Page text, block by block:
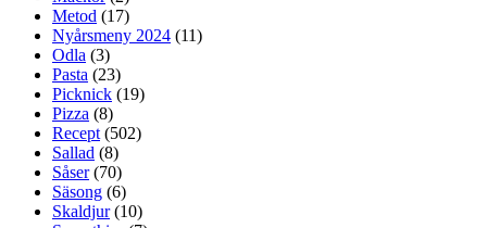
Metod (17)
Nyårsmeny 2024 (11)
Odla (3)
Pasta (23)
Picknick (19)
Pizza (8)
Recept(502)
Sallad (8)
Såser(70)
Säsong (6)
Skaldjur(10)